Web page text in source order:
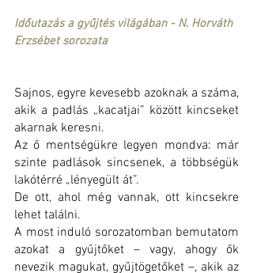
Időutazás a gyűjtés világában - N. Horváth
Erzsébet sorozata
Sajnos, egyre kevesebb azoknak a száma,
akik a padlás „kacatjai” között kincseket
akarnak keresni.
Az ő mentségükre legyen mondva: már
szinte padlások sincsenek, a többségük
lakótérré „lényegült át”.
De ott, ahol még vannak, ott kincsekre
lehet találni.
A most induló sorozatomban bemutatom
azokat a gyűjtőket – vagy, ahogy ők
nevezik magukat, gyűjtögetőket –, akik az